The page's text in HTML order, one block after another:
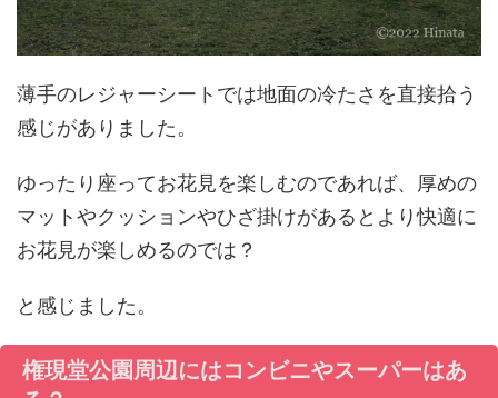
薄手のレジャーシートでは地面の冷たさを直接拾う
感じがありました。
ゆったり座ってお花見を楽しむのであれば、厚めの
マットやクッションやひざ掛けがあるとより快適に
お花見が楽しめるのでは？
と感じました。
権現堂公園周辺にはコンビニやスーパーはあ